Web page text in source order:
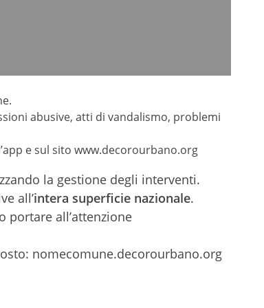
abusive, atti di vandalismo, problemi
e sul sito www.decorourbano.org
la gestione degli interventi.
all’intera superficie nazionale.
portare all’attenzione
nomecomune.decorourbano.org